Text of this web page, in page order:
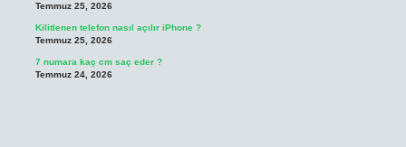
Temmuz 25, 2026
Kilitlenen telefon nasıl açılır iPhone ?
Temmuz 25, 2026
7 numara kaç cm saç eder ?
Temmuz 24, 2026